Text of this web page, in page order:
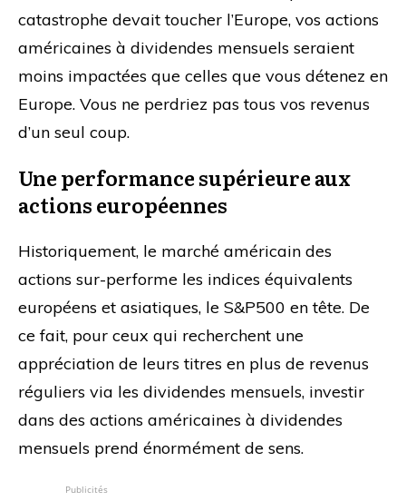
catastrophe devait toucher l’Europe, vos actions
américaines à dividendes mensuels seraient
moins impactées que celles que vous détenez en
Europe. Vous ne perdriez pas tous vos revenus
d’un seul coup.
Une performance supérieure aux
actions européennes
Historiquement, le marché américain des
actions sur-performe les indices équivalents
européens et asiatiques, le S&P500 en tête. De
ce fait, pour ceux qui recherchent une
appréciation de leurs titres en plus de revenus
réguliers via les dividendes mensuels, investir
dans des actions américaines à dividendes
mensuels prend énormément de sens.
Publicités